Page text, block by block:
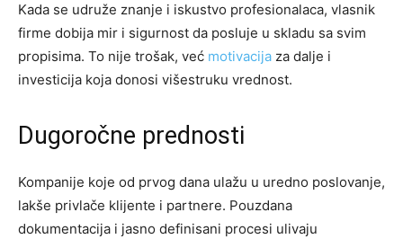
Kada se udruže znanje i iskustvo profesionalaca, vlasnik
firme dobija mir i sigurnost da posluje u skladu sa svim
propisima. To nije trošak, već motivacija za dalje i
investicija koja donosi višestruku vrednost.
Dugoročne prednosti
Kompanije koje od prvog dana ulažu u uredno poslovanje,
lakše privlače klijente i partnere. Pouzdana
dokumentacija i jasno definisani procesi ulivaju